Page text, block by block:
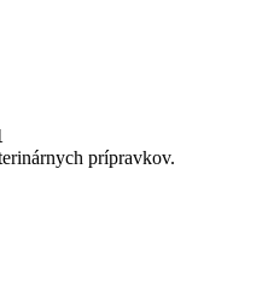
prípravkov.